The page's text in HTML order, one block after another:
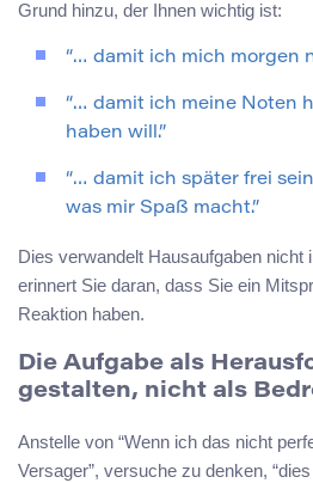
Grund hinzu, der Ihnen wichtig ist:
“… damit ich mich morgen
“… damit ich meine Noten
haben will.”
“… damit ich später frei
was mir Spaß macht.”
Dies verwandelt Hausaufgaben nicht
erinnert Sie daran, dass Sie ein
Reaktion haben.
Die Aufgabe als
gestalten, nicht als
Anstelle von “Wenn ich das nicht
Versager”, versuche zu denken,